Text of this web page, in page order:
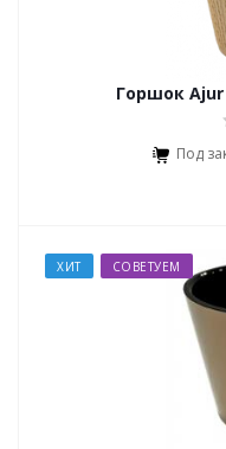
Горшок
Под
ХИТ СОВЕТУЕМ